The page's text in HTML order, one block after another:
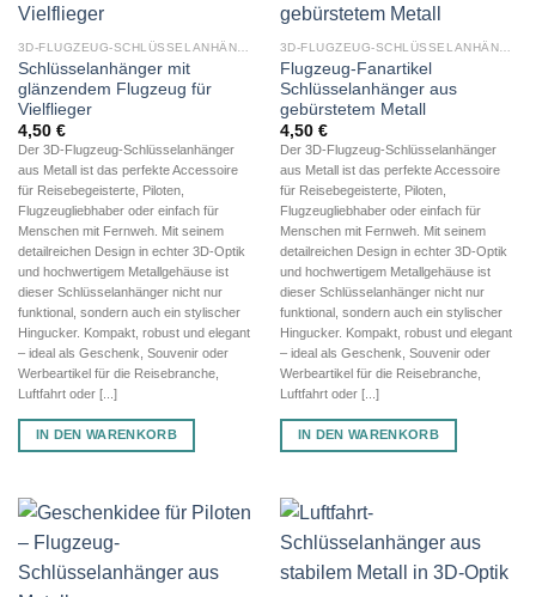
3D-FLUGZEUG-SCHLÜSSELANHÄNGER AUS METALL
Schlüsselanhänger mit
glänzendem Flugzeug für
Vielflieger
4,50 €
Der 3D-Flugzeug-Schlüsselanhänger
aus Metall ist das perfekte Accessoire
für Reisebegeisterte, Piloten,
Flugzeugliebhaber oder einfach für
Menschen mit Fernweh. Mit seinem
detailreichen Design in echter 3D-Optik
und hochwertigem Metallgehäuse ist
dieser Schlüsselanhänger nicht nur
funktional, sondern auch ein stylischer
Hingucker. Kompakt, robust und elegant
– ideal als Geschenk, Souvenir oder
Werbeartikel für die Reisebranche,
Luftfahrt oder [...]
IN DEN WARENKORB
3D-FLUGZEUG-SCHLÜSSELANHÄNGER AUS METALL
Flugzeug-Fanartikel
Schlüsselanhänger aus
gebürstetem Metall
4,50 €
Der 3D-Flugzeug-Schlüsselanhänger
aus Metall ist das perfekte Accessoire
für Reisebegeisterte, Piloten,
Flugzeugliebhaber oder einfach für
Menschen mit Fernweh. Mit seinem
detailreichen Design in echter 3D-Optik
und hochwertigem Metallgehäuse ist
dieser Schlüsselanhänger nicht nur
funktional, sondern auch ein stylischer
Hingucker. Kompakt, robust und elegant
– ideal als Geschenk, Souvenir oder
Werbeartikel für die Reisebranche,
Luftfahrt oder [...]
IN DEN WARENKORB